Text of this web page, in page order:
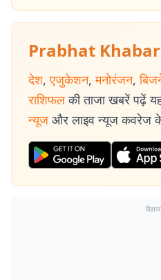
Prabhat
देश, एजुकेशन, मनोरंजन,
राशिफल की ताजा खबरें पढ़ें
न्यूज और लाइव न्यूज कवरेज के